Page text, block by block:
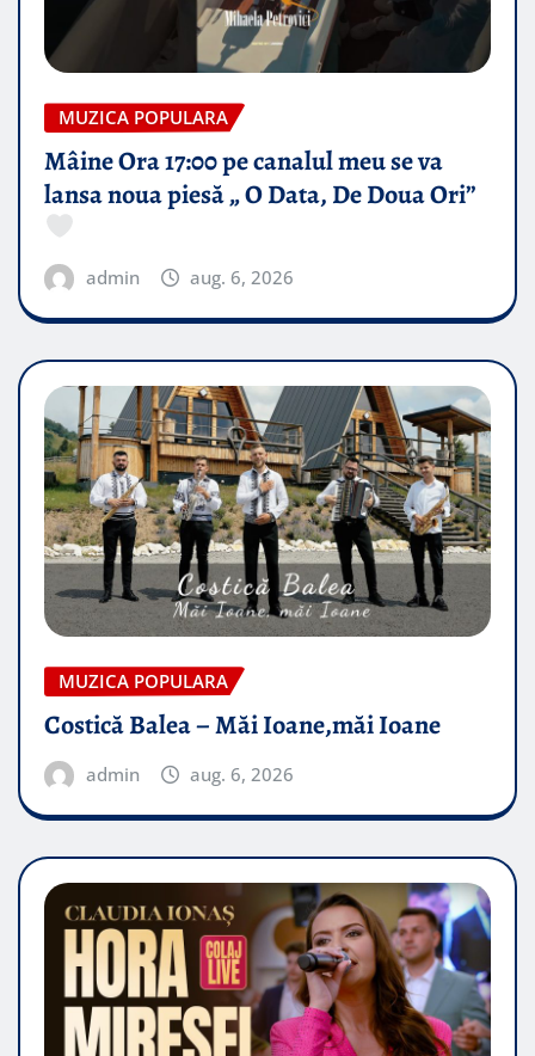
MUZICA POPULARA
Mâine Ora 17:00 pe canalul meu se va
lansa noua piesă „ O Data, De Doua Ori”
admin aug. 6, 2026
MUZICA POPULARA
Costică Balea – Măi Ioane,măi Ioane
admin aug. 6, 2026